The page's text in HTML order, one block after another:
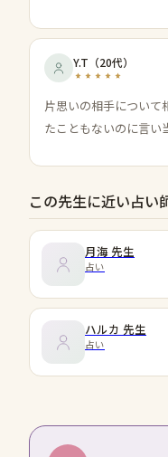
Y.T （20代）
片思いの相手について
たこともないのに言い
この先生に近い占い
月海 先生
占い
ハルカ 先生
占い